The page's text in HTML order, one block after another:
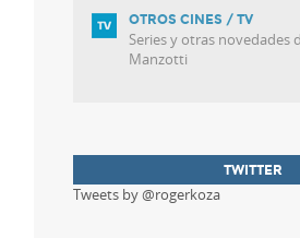
OTROS CINES / TV
Series y otras novedades
Manzotti
TWITTER
Tweets by @rogerkoza